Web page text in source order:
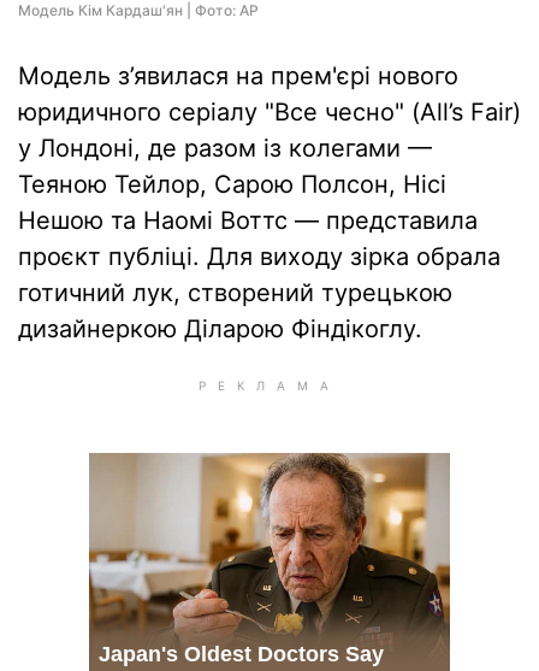
Модель Кім Кардаш'ян | Фото: AP
Модель з’явилася на прем'єрі нового
юридичного серіалу "Все чесно" (All’s Fair)
у Лондоні, де разом із колегами —
Теяною Тейлор, Сарою Полсон, Нісі
Нешою та Наомі Воттс — представила
проєкт публіці. Для виходу зірка обрала
готичний лук, створений турецькою
дизайнеркою Діларою Фіндікоглу.